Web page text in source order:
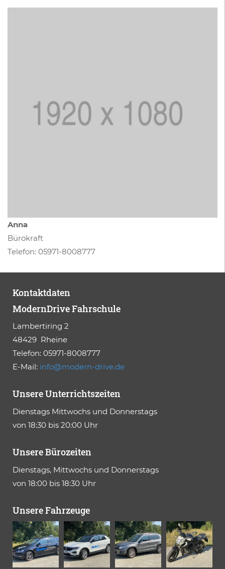
Anna
Bürokraft
Telefon: 05971-8008777
Kontaktdaten
ModernDrive Fahrschule
Lambertiring 2
48429 Rheine
Telefon: 05971-8008777
E-Mail: info@modern-drive.de
Unsere Unterrichtszeiten
Dienstags Mittwochs und Donnerstags
von 18:30 bis 20:00 Uhr
Unsere Bürozeiten
Dienstags, Mittwochs und Donnerstags
von 18:00 bis 18:30 Uhr
Unsere Fahrzeuge